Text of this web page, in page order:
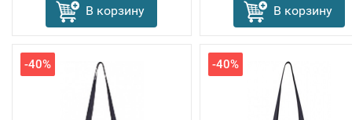
В корзину В корзину
-40% -40%